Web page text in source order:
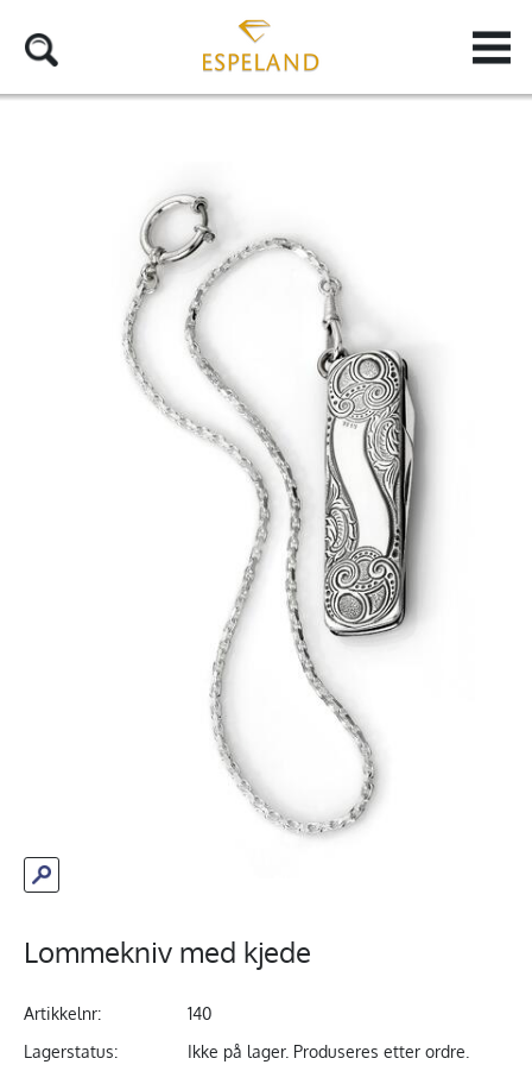
Lommekniv med kjede
Artikkelnr:
140
Lagerstatus:
Ikke på lager. Produseres etter ordre.